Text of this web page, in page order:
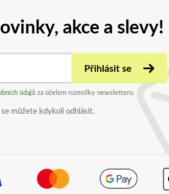
akce a slevy!
Přihlásit se
údajů za účelem rozesílky newsletteru.
můžete kdykoli odhlásit.